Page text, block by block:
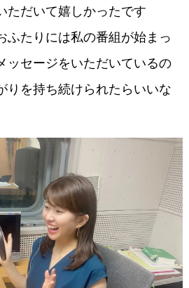
ただいて嬉しかったです
ふたりには私の番組が始まっ
ッセージをいただいているの
りを持ち続けられたらいいな